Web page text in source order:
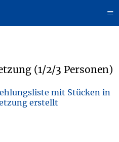
≡
(1/2/3 Personen)
mit Stücken in
erstellt